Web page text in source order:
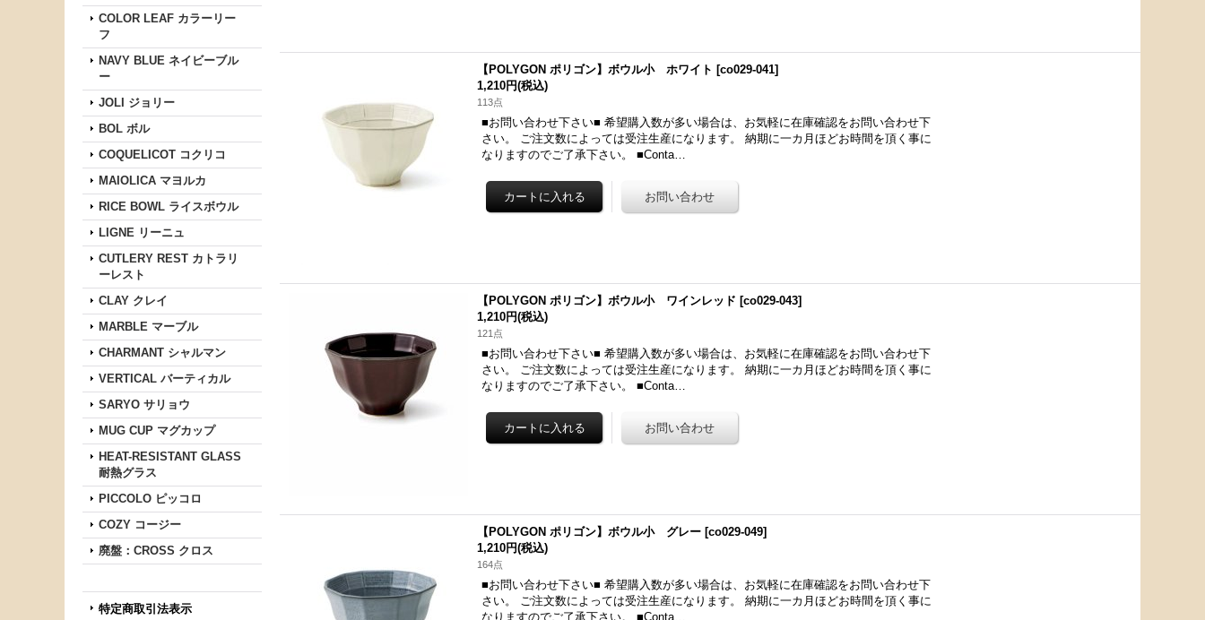
COLOR LEAF カラーリー
フ
NAVY BLUE ネイビーブル
ー
JOLI ジョリー
BOL ボル
COQUELICOT コクリコ
MAIOLICA マヨルカ
RICE BOWL ライスボウル
LIGNE リーニュ
CUTLERY REST カトラリ
ーレスト
CLAY クレイ
MARBLE マーブル
CHARMANT シャルマン
VERTICAL バーティカル
SARYO サリョウ
MUG CUP マグカップ
HEAT-RESISTANT GLASS
耐熱グラス
PICCOLO ピッコロ
COZY コージー
廃盤：CROSS クロス
特定商取引法表示
【POLYGON ポリゴン】ボウル小 ホワイト [co029-041]
1,210円(税込)
113点
■お問い合わせ下さい■ 希望購入数が多い場合は、お気軽に在庫確認をお問い合わせ下
さい。 ご注文数によっては受注生産になります。 納期に一カ月ほどお時間を頂く事に
なりますのでご了承下さい。 ■Conta…
【POLYGON ポリゴン】ボウル小 ワインレッド [co029-043]
1,210円(税込)
121点
■お問い合わせ下さい■ 希望購入数が多い場合は、お気軽に在庫確認をお問い合わせ下
さい。 ご注文数によっては受注生産になります。 納期に一カ月ほどお時間を頂く事に
なりますのでご了承下さい。 ■Conta…
【POLYGON ポリゴン】ボウル小 グレー [co029-049]
1,210円(税込)
164点
■お問い合わせ下さい■ 希望購入数が多い場合は、お気軽に在庫確認をお問い合わせ下
さい。 ご注文数によっては受注生産になります。 納期に一カ月ほどお時間を頂く事に
なりますのでご了承下さい。 ■Conta…